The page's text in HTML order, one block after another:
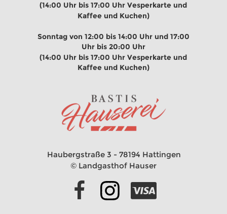

         
Haubergstraße 3 - 78194 Hattingen
© Landgasthof Hauser
(14:00 Uhr bis 17:00 Uhr Vesperkarte und
Kaffee und Kuchen)
Sonntag von 12:00 bis 14:00 Uhr und 17:00
Uhr bis 20:00 Uhr
(14:00 Uhr bis 17:00 Uhr Vesperkarte und
Kaffee und Kuchen)